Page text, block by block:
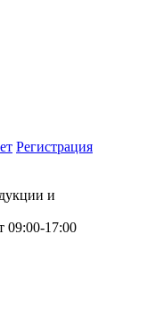
Регистрация
и
09:00-17:00